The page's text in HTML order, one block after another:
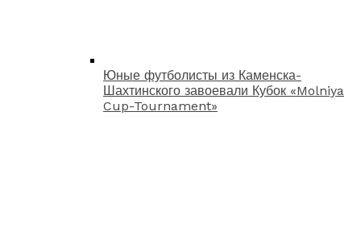
Юные футболисты из Каменска-
Шахтинского завоевали Кубок «Molniya
Cup-Tournament»